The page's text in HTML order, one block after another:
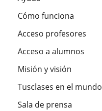
Cómo funciona
Acceso profesores
Acceso a alumnos
Misión y visión
Tusclases en el mundo
Sala de prensa